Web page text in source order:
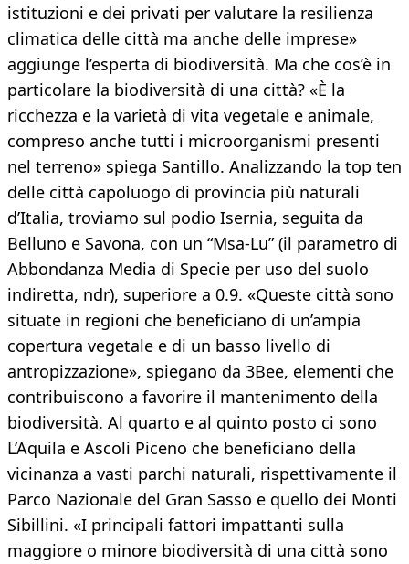
istituzioni e dei privati per valutare la resilienza
climatica delle città ma anche delle imprese»
aggiunge l’esperta di biodiversità. Ma che cos’è in
particolare la biodiversità di una città? «È la
ricchezza e la varietà di vita vegetale e animale,
compreso anche tutti i microorganismi presenti
nel terreno» spiega Santillo. Analizzando la top ten
delle città capoluogo di provincia più naturali
d’Italia, troviamo sul podio Isernia, seguita da
Belluno e Savona, con un “Msa-Lu” (il parametro di
Abbondanza Media di Specie per uso del suolo
indiretta, ndr), superiore a 0.9. «Queste città sono
situate in regioni che beneficiano di un’ampia
copertura vegetale e di un basso livello di
antropizzazione», spiegano da 3Bee, elementi che
contribuiscono a favorire il mantenimento della
biodiversità. Al quarto e al quinto posto ci sono
L’Aquila e Ascoli Piceno che beneficiano della
vicinanza a vasti parchi naturali, rispettivamente il
Parco Nazionale del Gran Sasso e quello dei Monti
Sibillini. «I principali fattori impattanti sulla
maggiore o minore biodiversità di una città sono